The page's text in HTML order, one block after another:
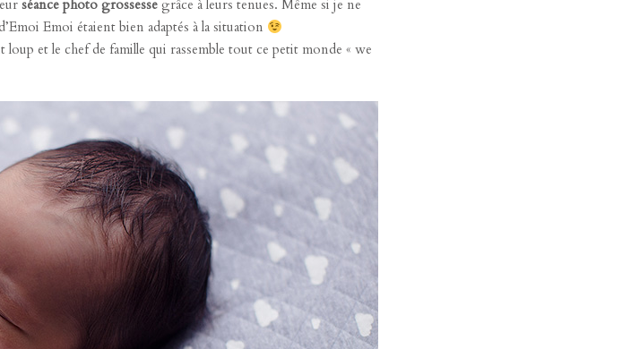
séance photo grossesse grâce à leurs tenues. Même si je ne
Emoi étaient bien adaptés à la situation
et le chef de famille qui rassemble tout ce petit monde « we